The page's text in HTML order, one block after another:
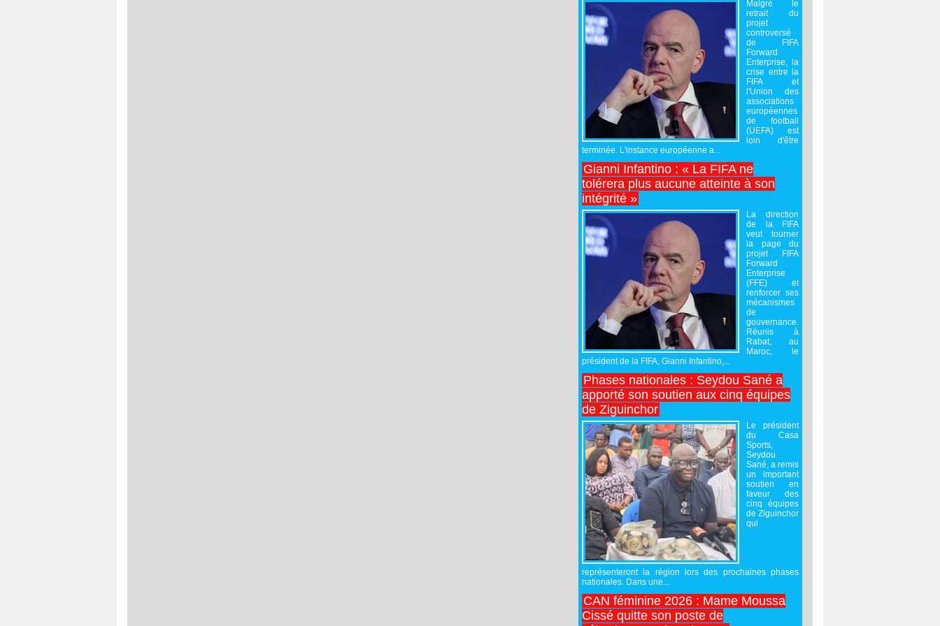
Malgré le
retrait du
projet
controversé
de FIFA
Forward
Enterprise, la
crise entre la
FIFA et
l'Union des
associations
européennes
de football
(UEFA) est
loin d'être
terminée. L'instance européenne a...
Gianni Infantino : « La FIFA ne
tolérera plus aucune atteinte à son
intégrité »
La direction
de la FIFA
veut tourner
la page du
projet FIFA
Forward
Enterprise
(FFE) et
renforcer ses
mécanismes
de
gouvernance.
Réunis à
Rabat, au
Maroc, le
président de la FIFA, Gianni Infantino,...
Phases nationales : Seydou Sané a
apporté son soutien aux cinq équipes
de Ziguinchor
Le président
du Casa
Sports,
Seydou
Sané, a remis
un important
soutien en
faveur des
cinq équipes
de Ziguinchor
qui
représenteront la région lors des prochaines phases
nationales. Dans une...
CAN féminine 2026 : Mame Moussa
Cissé quitte son poste de